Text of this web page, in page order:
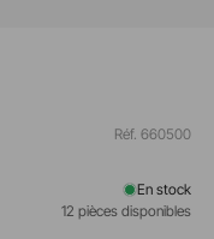
Réf. 660500
En stock
12 pièces disponibles